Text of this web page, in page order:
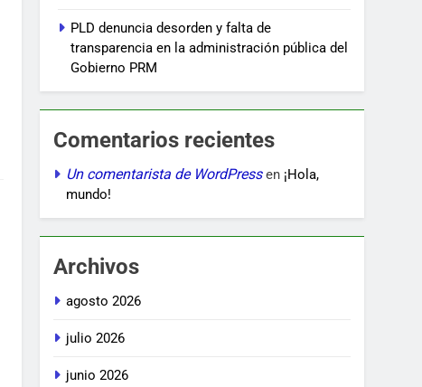
PLD denuncia desorden y falta de
transparencia en la administración pública del
Gobierno PRM
Comentarios recientes
Un comentarista de WordPressen ¡Hola,
mundo!
Archivos
agosto 2026
julio 2026
junio 2026